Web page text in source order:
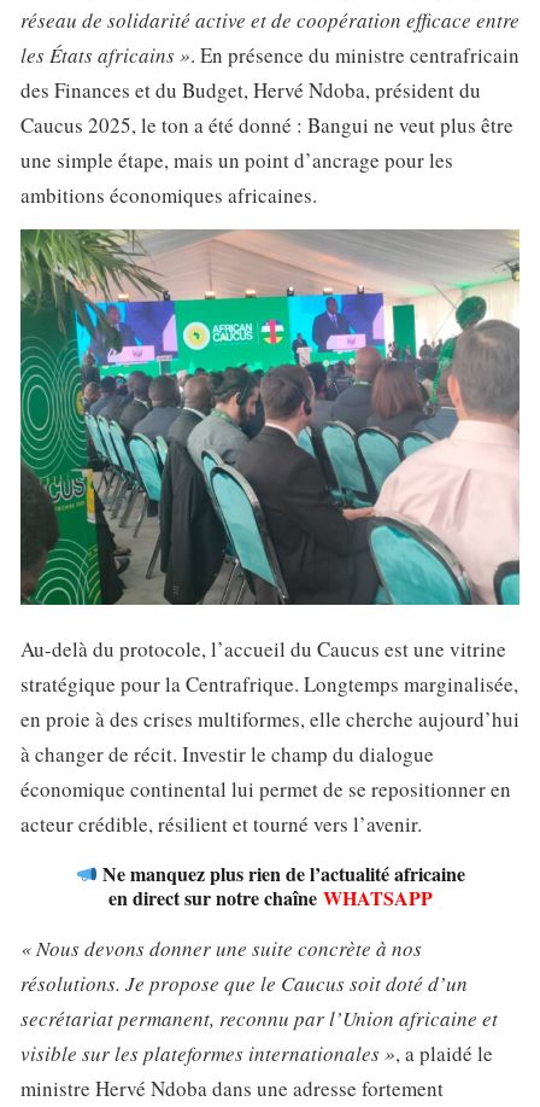
réseau de solidarité active et de coopération efficace entre
les États africains ». En présence du ministre centrafricain
des Finances et du Budget, Hervé Ndoba, président du
Caucus 2025, le ton a été donné : Bangui ne veut plus être
une simple étape, mais un point d’ancrage pour les
ambitions économiques africaines.
Au-delà du protocole, l’accueil du Caucus est une vitrine
stratégique pour la Centrafrique. Longtemps marginalisée,
en proie à des crises multiformes, elle cherche aujourd’hui
à changer de récit. Investir le champ du dialogue
économique continental lui permet de se repositionner en
acteur crédible, résilient et tourné vers l’avenir.
Ne manquez plus rien de l’actualité africaine
en direct sur notre chaîne WHATSAPP
« Nous devons donner une suite concrète à nos
résolutions. Je propose que le Caucus soit doté d’un
secrétariat permanent, reconnu par l’Union africaine et
visible sur les plateformes internationales », a plaidé le
ministre Hervé Ndoba dans une adresse fortement